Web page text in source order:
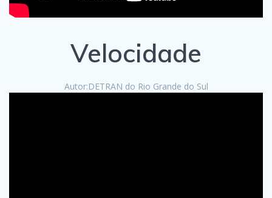
Velocidade
Autor:DETRAN do Rio Grande do Sul